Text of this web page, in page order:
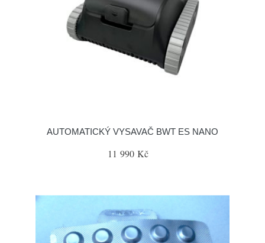
AUTOMATICKÝ VYSAVAČ BWT ES NANO
11 990 Kč